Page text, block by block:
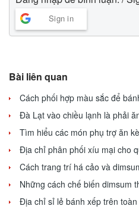
Sign in
Bài liên quan
Cách phối hợp màu sắc để
Đà Lạt vào chiều lạnh là phải
Tìm hiểu các món phụ trợ ăn
Địa chỉ phân phối xíu mại cho
Cách trang trí há cảo và
Những cách chế biến dimsum
Địa chỉ sỉ lẻ bánh xếp trên